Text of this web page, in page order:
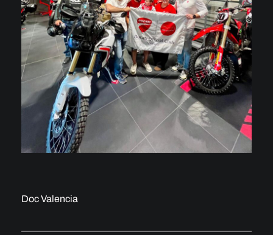
Doc Valencia